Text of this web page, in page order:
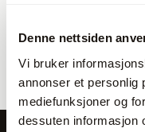
Denne nettsiden
Vi bruker
annonser et personlig
mediefunksjoner og
dessuten informasjon
tilbyr løsninger som
effektivitet og høy
virksomheter som
kvalitetskontroll og